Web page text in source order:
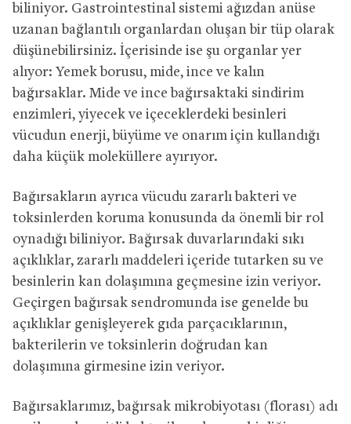
biliniyor. Gastrointestinal sistemi ağızdan anüse
uzanan bağlantılı organlardan oluşan bir tüp olarak
düşünebilirsiniz. İçerisinde ise şu organlar yer
alıyor: Yemek borusu, mide, ince ve kalın
bağırsaklar. Mide ve ince bağırsaktaki sindirim
enzimleri, yiyecek ve içeceklerdeki besinleri
vücudun enerji, büyüme ve onarım için kullandığı
daha küçük moleküllere ayırıyor.
Bağırsakların ayrıca vücudu zararlı bakteri ve
toksinlerden koruma konusunda da önemli bir rol
oynadığı biliniyor. Bağırsak duvarlarındaki sıkı
açıklıklar, zararlı maddeleri içeride tutarken su ve
besinlerin kan dolaşımına geçmesine izin veriyor.
Geçirgen bağırsak sendromunda ise genelde bu
açıklıklar genişleyerek gıda parçacıklarının,
bakterilerin ve toksinlerin doğrudan kan
dolaşımına girmesine izin veriyor.
Bağırsaklarımız, bağırsak mikrobiyotası (florası) adı